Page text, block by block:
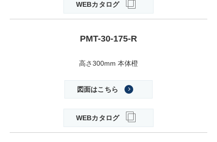
WEBカタログ
PMT-30-175-R
高さ300mm 本体橙
図面はこちら
WEBカタログ